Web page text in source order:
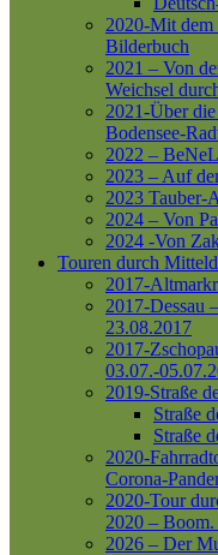
2020-Mit dem
Bilderbuch
2021 – Von
Weichsel
2021-Über
Bodensee-
2022 –
2023 – Auf
2023 Tauber-
2024 – Von
2024 -Von
Touren durch
2017-
2017-Dessau
23.08.2017
2017-
03.07.-
2019-Straße
Straße
Straße
2020-
Corona-
2020-Tour
2020 – Boom.
2026 – Der